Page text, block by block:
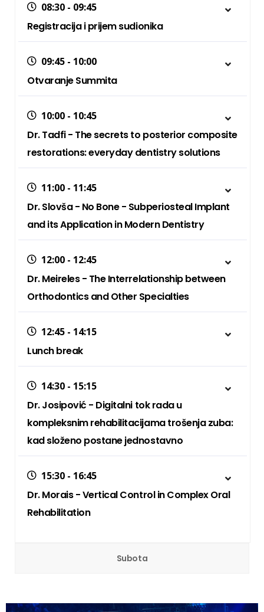
08:30 - 09:45
Registracija i prijem sudionika
09:45 - 10:00
Otvaranje Summita
10:00 - 10:45
Dr. Tadfi - The secrets to posterior composite
restorations: everyday dentistry solutions
11:00 - 11:45
Dr. Slovša - No Bone - Subperiosteal Implant
and its Application in Modern Dentistry
12:00 - 12:45
Dr. Meireles - The Interrelationship between
Orthodontics and Other Specialties
12:45 - 14:15
Lunch break
14:30 - 15:15
Dr. Josipović - Digitalni tok rada u
kompleksnim rehabilitacijama trošenja zuba:
kad složeno postane jednostavno
15:30 - 16:45
Dr. Morais - Vertical Control in Complex Oral
Rehabilitation
Subota